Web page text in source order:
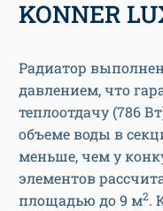
KONNER
Радиатор
давлением, что
теплоотдачу (786
объеме воды в
меньше, чем у
элементов
площадью до 9 м2.